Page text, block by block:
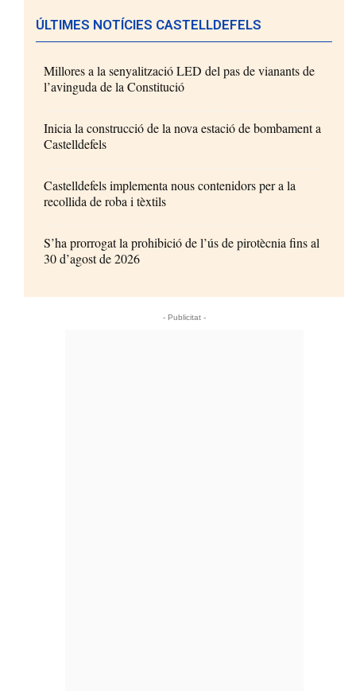
ÚLTIMES NOTÍCIES CASTELLDEFELS
Millores a la senyalització LED del pas de vianants de
l’avinguda de la Constitució
Inicia la construcció de la nova estació de bombament a
Castelldefels
Castelldefels implementa nous contenidors per a la
recollida de roba i tèxtils
S’ha prorrogat la prohibició de l’ús de pirotècnia fins al
30 d’agost de 2026
- Publicitat -